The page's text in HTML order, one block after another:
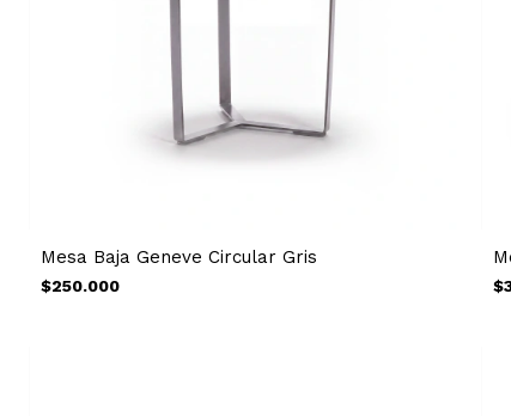
Mesa Baja Geneve Circular Gris
$250.000